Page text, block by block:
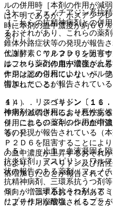
ルの併用時［本剤の作用が減
は不明であるが、ホスアンプ
時に本剤の血中濃度が約６０
る）］。
１３）． ワルファリンカリウ
ルファリンの作用が増強され
作用は認められていないが、
告されている）］。
１４）． ジゴキシン〔１６
作用が減弱されるおそれがあ
併用によるジゴキシンの血中
る）］。
１５）． 止血・血液凝固を
抗炎症剤、アスピリン、ワル
状の報告のある薬剤（フェノ
抗精神病剤、三環系抗うつ剤
傾向が増強するおそれがある
により作用が増強されること
３）． フェノチアジン系抗
［これらの抗精神病剤との併
るおそれがあり、これらの薬
錐体外路症状等の発現が報告
代謝酵素ＣＹＰ２Ｄ６を阻害
はこれら薬剤の血中濃度が上
ナジンとの併用により、ペル
増加したことが報告されている
４）． リスペリドン〔１１
神病剤との併用により悪性症
り、これらの薬剤の作用が増
等の発現が報告されている（
Ｐ２Ｄ６を阻害することによ
の血中濃度が上昇するおそれ
により、リスペリドン及び活
倍増加したことが報告されて
５）． 三環系抗うつ剤（アミ
リプチリン塩酸塩、イミプラ